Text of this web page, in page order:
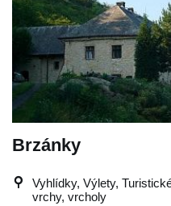
Brzánky
Vyhlídky, Výlety,
vrchy, vrcholy